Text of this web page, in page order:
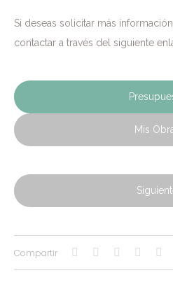
Si deseas solicitar más
contactar a través del siguiente
Mis
Compartir